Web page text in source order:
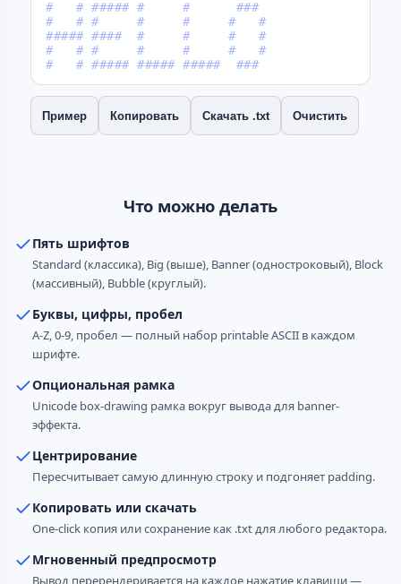
#   # ##### #     #      ###
#   # #     #     #     #   #
##### ####  #     #     #   #
#   # #     #     #     #   #
#   # ##### ##### #####  ###
Пример Копировать Скачать .txt Очистить
Что можно делать
Пять шрифтов
Standard (классика), Big (выше), Banner (одностроковый), Block
(массивный), Bubble (круглый).
Буквы, цифры, пробел
A-Z, 0-9, пробел — полный набор printable ASCII в каждом
шрифте.
Опциональная рамка
Unicode box-drawing рамка вокруг вывода для banner-
эффекта.
Центрирование
Пересчитывает самую длинную строку и подгоняет padding.
Копировать или скачать
One-click копия или сохранение как .txt для любого редактора.
Мгновенный предпросмотр
Вывод перерендеривается на каждое нажатие клавиши —